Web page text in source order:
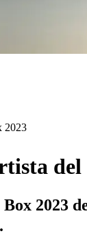
2023
2023